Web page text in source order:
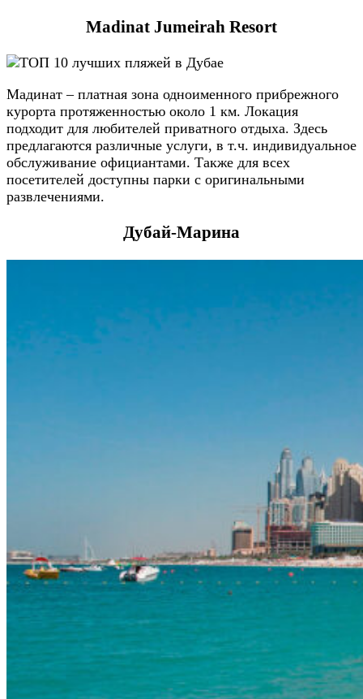
Madinat Jumeirah Resort
Мадинат – платная зона одноименного прибрежного
курорта протяженностью около 1 км. Локация
подходит для любителей приватного отдыха. Здесь
предлагаются различные услуги, в т.ч. индивидуальное
обслуживание официантами. Также для всех
посетителей доступны парки с оригинальными
развлечениями.
Дубай-Марина